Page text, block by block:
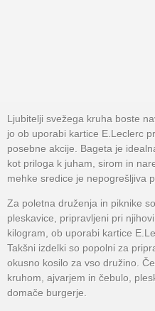
Ljubitelji svežega kruha boste
jo ob uporabi kartice E.Leclerc
posebne akcije. Bageta je
kot priloga k juham, sirom in
mehke sredice je nepogrešljiva
Za poletna druženja in piknike
pleskavice, pripravljeni pri
kilogram, ob uporabi kartice
Takšni izdelki so popolni za
okusno kosilo za vso družino.
kruhom, ajvarjem in čebulo,
domače burgerje.